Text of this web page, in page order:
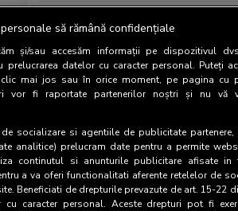
DPD
să rămână confidențiale
și/sau accesăm informații pe dispozitivul
prelucrarea datelor cu caracter personal. Puteți
mai jos sau în orice moment, pe pagina cu
vor fi raportate partenerilor noștri și nu vă
socializare si agentiile de publicitate partenere,
analitice) prelucram date pentru a permite
continutul si anunturile publicitare afisate in
a va oferi functionalitati aferente retelelor de
Beneficiati de drepturile prevazute de art. 15-22
cu caracter personal. Aceste drepturi pot fi